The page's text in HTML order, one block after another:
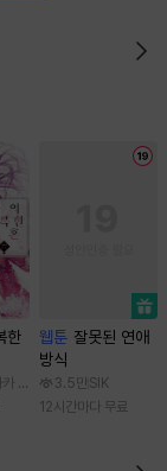
한
리토 / 아기토기 아쿠미
웹툰 잘못된 연애
방식
3.5만 SIK
12시간마다 무료